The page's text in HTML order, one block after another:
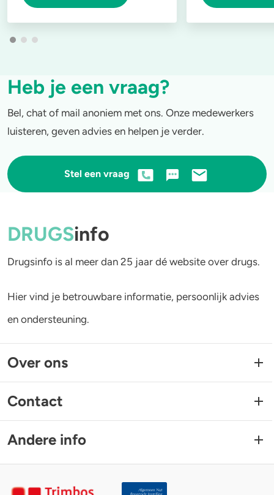
Heb je een vraag?
Bel, chat of mail anoniem met ons. Onze medewerkers
luisteren, geven advies en helpen je verder.
Stel een vraag
DRUGSinfo
Drugsinfo is al meer dan 25 jaar dé website over drugs.
Hier vind je betrouwbare informatie, persoonlijk advies
en ondersteuning.
Over ons
Contact
Andere info